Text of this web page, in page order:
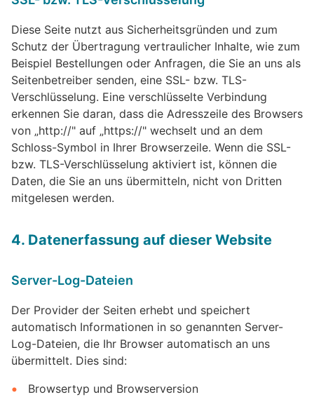
Diese Seite nutzt aus Sicherheitsgründen und zum
Schutz der Übertragung vertraulicher Inhalte, wie zum
Beispiel Bestellungen oder Anfragen, die Sie an uns als
Seitenbetreiber senden, eine SSL- bzw. TLS-
Verschlüsselung. Eine verschlüsselte Verbindung
erkennen Sie daran, dass die Adresszeile des Browsers
von „http://" auf „https://" wechselt und an dem
Schloss-Symbol in Ihrer Browserzeile. Wenn die SSL-
bzw. TLS-Verschlüsselung aktiviert ist, können die
Daten, die Sie an uns übermitteln, nicht von Dritten
mitgelesen werden.
4. Datenerfassung auf dieser Website
Server-Log-Dateien
Der Provider der Seiten erhebt und speichert
automatisch Informationen in so genannten Server-
Log-Dateien, die Ihr Browser automatisch an uns
übermittelt. Dies sind:
Browsertyp und Browserversion